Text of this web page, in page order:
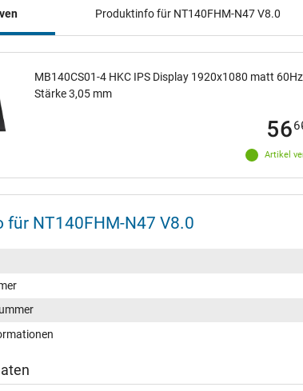
Produktinfo für NT140FHM-N47 V8.0
MB140CS01-4 HKC IPS Display 1920x1080 matt 60Hz
Stärke 3,05 mm
Artikel
56
für NT140FHM-N47 V8.0